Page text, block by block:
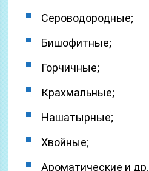
Сероводородные;
Бишофитные;
Горчичные;
Крахмальные;
Нашатырные;
Хвойные;
Ароматические и др.